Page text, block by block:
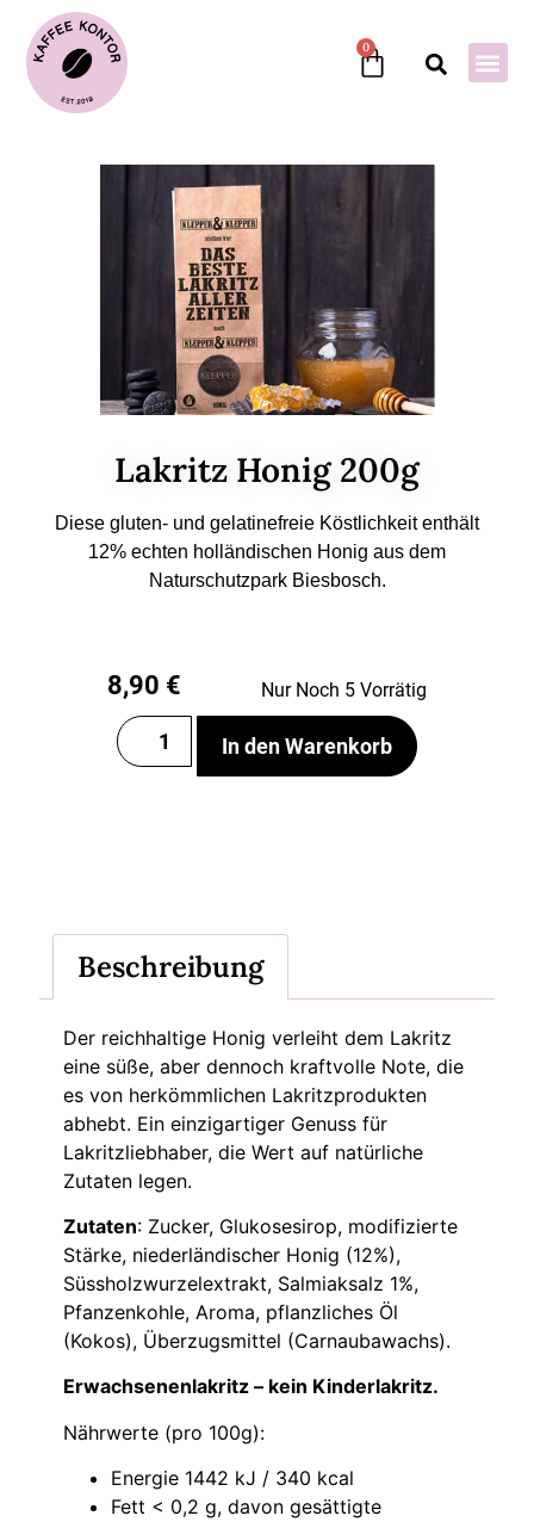
0
Lakritz Honig 200g
Diese gluten- und gelatinefreie Köstlichkeit enthält
12% echten holländischen Honig aus dem
Naturschutzpark Biesbosch.
8,90 € Nur Noch 5 Vorrätig
In den Warenkorb
Beschreibung
Der reichhaltige Honig verleiht dem Lakritz
eine süße, aber dennoch kraftvolle Note, die
es von herkömmlichen Lakritzprodukten
abhebt. Ein einzigartiger Genuss für
Lakritzliebhaber, die Wert auf natürliche
Zutaten legen.
Zutaten: Zucker, Glukosesirop, modifizierte
Stärke, niederländischer Honig (12%),
Süssholzwurzelextrakt, Salmiaksalz 1%,
Pfanzenkohle, Aroma, pflanzliches Öl
(Kokos), Überzugsmittel (Carnaubawachs).
Erwachsenenlakritz – kein Kinderlakritz.
Nährwerte (pro 100g):
Energie 1442 kJ / 340 kcal
Fett < 0,2 g, davon gesättigte